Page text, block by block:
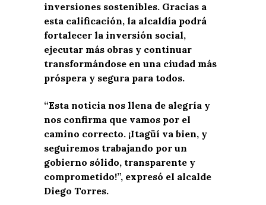
inversiones sostenibles. Gracias a
esta calificación, la alcaldía podrá
fortalecer la inversión social,
ejecutar más obras y continuar
transformándose en una ciudad más
próspera y segura para todos.
“Esta noticia nos llena de alegría y
nos confirma que vamos por el
camino correcto. ¡Itagüí va bien, y
seguiremos trabajando por un
gobierno sólido, transparente y
comprometido!”, expresó el alcalde
Diego Torres.